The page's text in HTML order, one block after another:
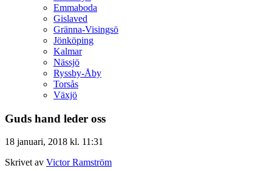
Emmaboda
Gislaved
Gränna-Visingsö
Jönköping
Kalmar
Nässjö
Ryssby-Åby
Torsås
Växjö
Guds hand leder oss
18 januari, 2018 kl. 11:31
Skrivet av Victor Ramström